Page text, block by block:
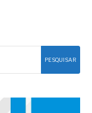
PESQUISAR